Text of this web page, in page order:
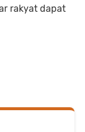
rakyat dapat